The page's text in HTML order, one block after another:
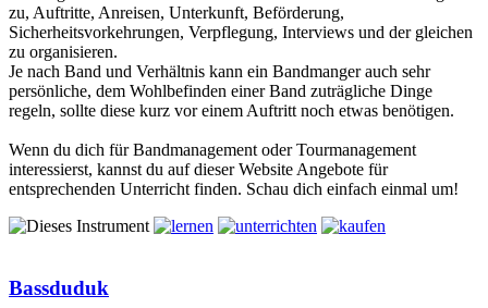
zu, Auftritte, Anreisen, Unterkunft, Beförderung,
Sicherheitsvorkehrungen, Verpflegung, Interviews und der gleichen
zu organisieren.
Je nach Band und Verhältnis kann ein Bandmanger auch sehr
persönliche, dem Wohlbefinden einer Band zuträgliche Dinge
regeln, sollte diese kurz vor einem Auftritt noch etwas benötigen.
Wenn du dich für Bandmanagement oder Tourmanagement
interessierst, kannst du auf dieser Website Angebote für
entsprechenden Unterricht finden. Schau dich einfach einmal um!
Bassduduk